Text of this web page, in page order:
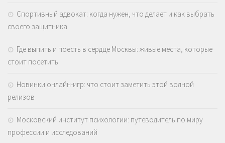
Спортивный адвокат: когда нужен, что делает и как выбрать
своего защитника
Где выпить и поесть в сердце Москвы: живые места, которые
стоит посетить
Новинки онлайн-игр: что стоит заметить этой волной
релизов
Московский институт психологии: путеводитель по миру
профессии и исследований